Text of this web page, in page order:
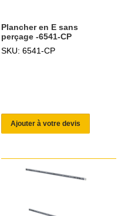
Plancher en E sans
perçage -6541-CP
SKU: 6541-CP
Ajouter à votre devis